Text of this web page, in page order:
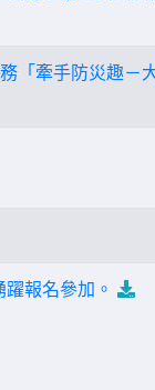
「牽手防災趣－
報名參加。